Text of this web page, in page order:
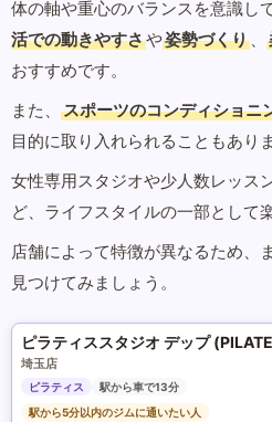
体の軸や重心のバランスを意識し
活での動きやすさや姿勢づくり 、
おすすめです。
また、
スポーツのコンディショニ
目的に取り入れられることもありま
女性専用スタジオや少人数レッス
ど、ライフスタイルの一部として
店舗によって特徴が異なるため、
見つけてみましょう。
埼玉店
ピラティス
駅から車で13分
駅から5分以内のジムに通いたい人